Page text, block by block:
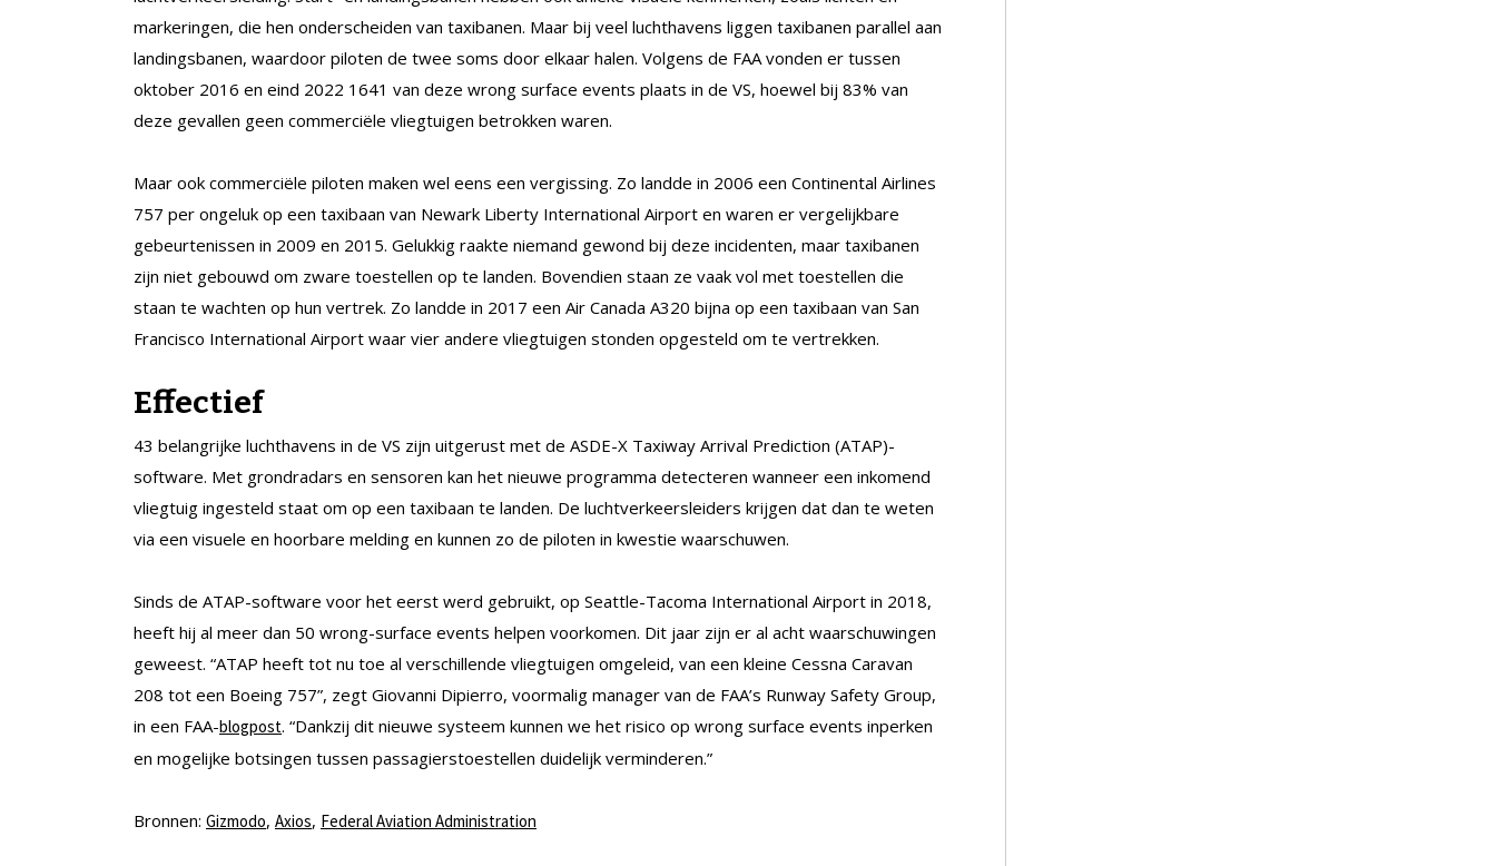
markeringen, die hen onderscheiden van taxibanen. Maar bij veel luchthavens liggen taxibanen parallel aan
landingsbanen, waardoor piloten de twee soms door elkaar halen. Volgens de FAA vonden er tussen
oktober 2016 en eind 2022 1641 van deze wrong surface events plaats in de VS, hoewel bij 83% van
deze gevallen geen commerciële vliegtuigen betrokken waren.
Maar ook commerciële piloten maken wel eens een vergissing. Zo landde in 2006 een Continental Airlines
757 per ongeluk op een taxibaan van Newark Liberty International Airport en waren er vergelijkbare
gebeurtenissen in 2009 en 2015. Gelukkig raakte niemand gewond bij deze incidenten, maar taxibanen
zijn niet gebouwd om zware toestellen op te landen. Bovendien staan ze vaak vol met toestellen die
staan te wachten op hun vertrek. Zo landde in 2017 een Air Canada A320 bijna op een taxibaan van San
Francisco International Airport waar vier andere vliegtuigen stonden opgesteld om te vertrekken.
Effectief
43 belangrijke luchthavens in de VS zijn uitgerust met de ASDE-X Taxiway Arrival Prediction (ATAP)-
software. Met grondradars en sensoren kan het nieuwe programma detecteren wanneer een inkomend
vliegtuig ingesteld staat om op een taxibaan te landen. De luchtverkeersleiders krijgen dat dan te weten
via een visuele en hoorbare melding en kunnen zo de piloten in kwestie waarschuwen.
Sinds de ATAP-software voor het eerst werd gebruikt, op Seattle-Tacoma International Airport in 2018,
heeft hij al meer dan 50 wrong-surface events helpen voorkomen. Dit jaar zijn er al acht waarschuwingen
geweest. “ATAP heeft tot nu toe al verschillende vliegtuigen omgeleid, van een kleine Cessna Caravan
208 tot een Boeing 757”, zegt Giovanni Dipierro, voormalig manager van de FAA’s Runway Safety Group,
in een FAA-blogpost. “Dankzij dit nieuwe systeem kunnen we het risico op wrong surface events inperken
en mogelijke botsingen tussen passagierstoestellen duidelijk verminderen.”
Bronnen: Gizmodo, Axios, Federal Aviation Administration